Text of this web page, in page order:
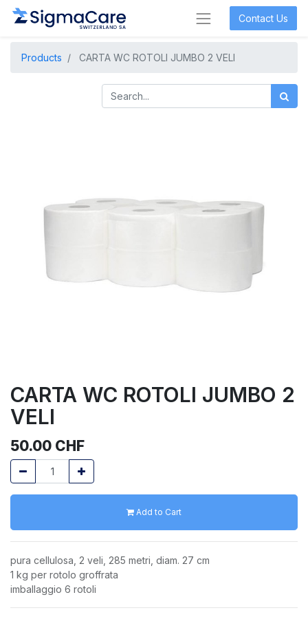
Contact Us
Products CARTA WC ROTOLI JUMBO 2 VELI
CARTA WC ROTOLI JUMBO 2
VELI
50.00 CHF
Add to Cart
pura cellulosa, 2 veli, 285 metri, diam. 27 cm
1 kg per rotolo groffrata
imballaggio 6 rotoli